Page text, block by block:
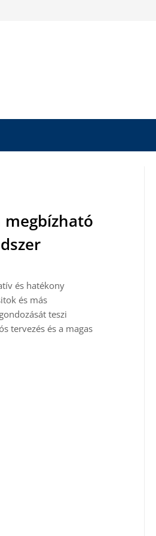
és hatékony
és más
teszi
tervezés és a magas